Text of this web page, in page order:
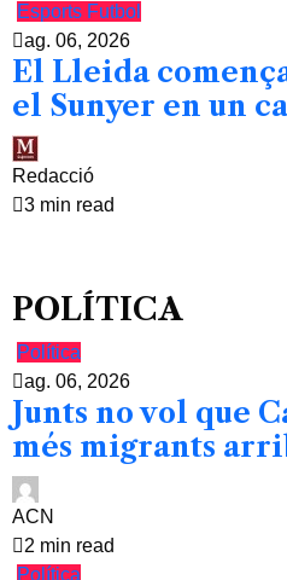
Esports Futbol
ag. 06, 2026
El Lleida
el Sunyer en un
Redacció
3 min read
POLÍTICA
Política
ag. 06, 2026
Junts no vol que
més migrants
ACN
2 min read
Política